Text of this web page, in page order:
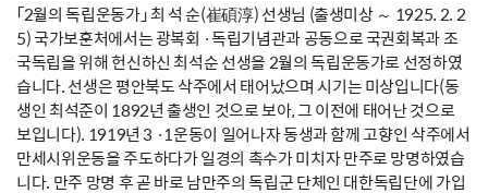
「2월의 독립운동가」 최 석 순(崔碩淳) 선생님 (출생미상 ～ 1925. 2. 2
5) 국가보훈처에서는 광복회 ·독립기념관과 공동으로 국권회복과 조
국독립을 위해 헌신하신 최석순 선생을 2월의 독립운동가로 선정하였
습니다. 선생은 평안북도 삭주에서 태어났으며 시기는 미상입니다(동
생인 최석준이 1892년 출생인 것으로 보아, 그 이전에 태어난 것으로
보입니다). 1919년 3 ·1운동이 일어나자 동생과 함께 고향인 삭주에서
만세시위운동을 주도하다가 일경의 촉수가 미치자 만주로 망명하였습
니다. 만주 망명 후 곧 바로 남만주의 독립군 단체인 대한독립단에 가입